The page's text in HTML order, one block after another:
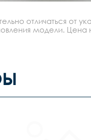
отличаться от
модели. Цена